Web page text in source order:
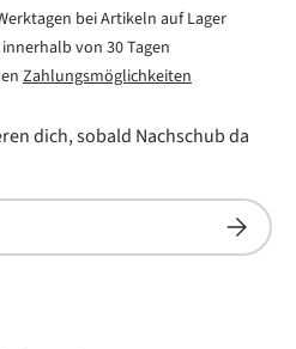
bei Artikeln auf Lager
innerhalb von 30 Tagen
Zahlungsmöglichkeiten
dich, sobald Nachschub da